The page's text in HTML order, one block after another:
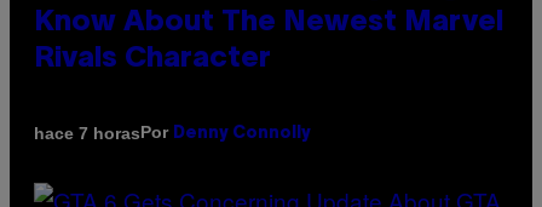
Know About The Newest Marvel
Rivals Character
hace 7 horasPor Denny Connolly